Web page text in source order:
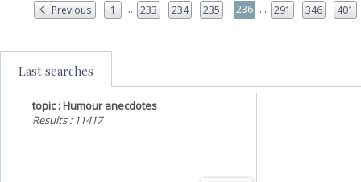
Previous 1 ... 233 234 235 236 ... 291 346 401
Last searches
topic : Humour anecdotes
Results : 11417